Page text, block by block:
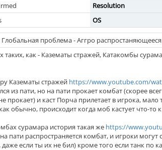
Resolution
OS
Глобальная проблема - Аггро
таких, как - Казематы стражей, Катакомбы
Казематы стражей https://www.youtube.com/
из пати, но на пати прокает комбат (скорее
прокает) и каст Порча прилетает в игрока,
обычно, происходит когда моб кастует что-то
сурамара история такая же https://
пати распространяется комбат, и игроки
даже если ты их не бил) кроме того если танк по